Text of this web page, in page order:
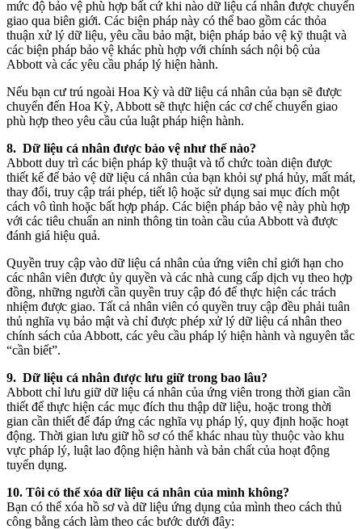
mức độ bảo vệ phù hợp bất cứ khi nào dữ liệu cá nhân được chuyển
giao qua biên giới. Các biện pháp này có thể bao gồm các thỏa
thuận xử lý dữ liệu, yêu cầu bảo mật, biện pháp bảo vệ kỹ thuật và
các biện pháp bảo vệ khác phù hợp với chính sách nội bộ của
Abbott và các yêu cầu pháp lý hiện hành.
Nếu bạn cư trú ngoài Hoa Kỳ và dữ liệu cá nhân của bạn sẽ được
chuyển đến Hoa Kỳ, Abbott sẽ thực hiện các cơ chế chuyển giao
phù hợp theo yêu cầu của luật pháp hiện hành.
8. Dữ liệu cá nhân được bảo vệ như thế nào?
Abbott duy trì các biện pháp kỹ thuật và tổ chức toàn diện được
thiết kế để bảo vệ dữ liệu cá nhân của bạn khỏi sự phá hủy, mất mát,
thay đổi, truy cập trái phép, tiết lộ hoặc sử dụng sai mục đích một
cách vô tình hoặc bất hợp pháp. Các biện pháp bảo vệ này phù hợp
với các tiêu chuẩn an ninh thông tin toàn cầu của Abbott và được
đánh giá hiệu quả.
Quyền truy cập vào dữ liệu cá nhân của ứng viên chỉ giới hạn cho
các nhân viên được ủy quyền và các nhà cung cấp dịch vụ theo hợp
đồng, những người cần quyền truy cập đó để thực hiện các trách
nhiệm được giao. Tất cả nhân viên có quyền truy cập đều phải tuân
thủ nghĩa vụ bảo mật và chỉ được phép xử lý dữ liệu cá nhân theo
chính sách của Abbott, các yêu cầu pháp lý hiện hành và nguyên tắc
“cần biết”.
9. Dữ liệu cá nhân được lưu giữ trong bao lâu?
Abbott chỉ lưu giữ dữ liệu cá nhân của ứng viên trong thời gian cần
thiết để thực hiện các mục đích thu thập dữ liệu, hoặc trong thời
gian cần thiết để đáp ứng các nghĩa vụ pháp lý, quy định hoặc hoạt
động. Thời gian lưu giữ hồ sơ có thể khác nhau tùy thuộc vào khu
vực pháp lý, luật lao động hiện hành và bản chất của hoạt động
tuyển dụng.
10. Tôi có thể xóa dữ liệu cá nhân của mình không?
Bạn có thể xóa hồ sơ và dữ liệu ứng dụng của mình theo cách thủ
công bằng cách làm theo các bước dưới đây: